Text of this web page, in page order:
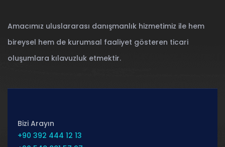
Amacımız uluslararası danışmanlık hizmetimiz ile hem
bireysel hem de kurumsal faaliyet gösteren ticari
oluşumlara kılavuzluk etmektir.
Bizi Arayın
+90 392 444 12 13